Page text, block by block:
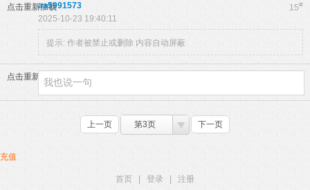
点击重新加载 15#
aa5991573
2025-10-23 19:40:11
提示: 作者被禁止或删除 内容自动屏蔽
点击重新加载
上一页 第3页 下一页
充值
首页 登录
注册